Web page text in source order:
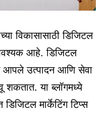
विकासासाठी डिजिटल
आहे. डिजिटल
आपले उत्पादन आणि सेवा
शकतात. या ब्लॉगमध्ये
मार्केटिंग टिप्स